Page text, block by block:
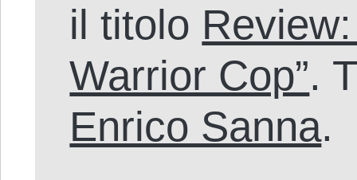
il titolo
Warrior Cop”.
Enrico Sanna.